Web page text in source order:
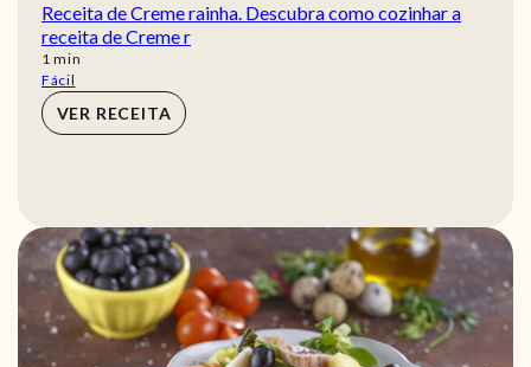
Receita de Creme rainha. Descubra como cozinhar a
receita de Creme r
1 min
min
Fácil
VER RECEITA